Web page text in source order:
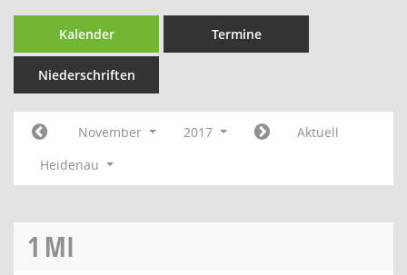
Kalender Termine
Niederschriften
November 2017
Aktuell
Heidenau
1 MI